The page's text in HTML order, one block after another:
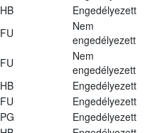
HB
Engedélyezett
FU
Nem
engedélyezett
FU
Nem
engedélyezett
HB
Engedélyezett
FU
Engedélyezett
PG
Engedélyezett